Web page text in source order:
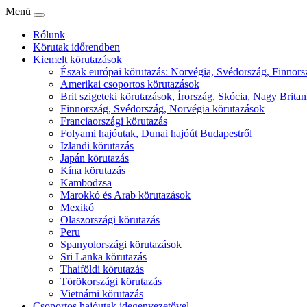
Menü
Rólunk
Körutak időrendben
Kiemelt körutazások
Észak európai körutazás: Norvégia, Svédország,
Amerikai csoportos körutazások
Brit szigeteki körutazások, Írország, Skócia, Nagy
Finnország, Svédország, Norvégia körutazások
Franciaországi körutazás
Folyami hajóutak, Dunai hajóút Budapestről
Izlandi körutazás
Japán körutazás
Kína körutazás
Kambodzsa
Marokkó és Arab körutazások
Mexikó
Olaszországi körutazás
Peru
Spanyolországi körutazások
Sri Lanka körutazás
Thaiföldi körutazás
Törökországi körutazás
Vietnámi körutazás